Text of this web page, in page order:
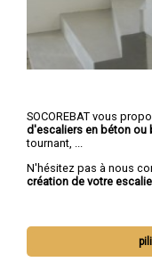
SOCOREBAT vous
d'escaliers en béton ou
tournant, ...
N'hésitez pas à nous
création de votre